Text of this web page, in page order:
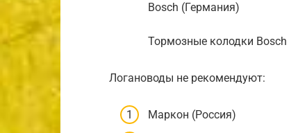
Bosch (Германия)
Тормозные колодки Bosch
Логановоды не рекомендуют:
Маркон (Россия)